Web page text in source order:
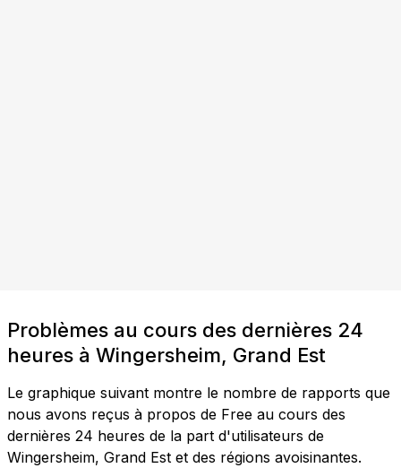
Problèmes au cours des dernières 24
heures à Wingersheim, Grand Est
Le graphique suivant montre le nombre de rapports que
nous avons reçus à propos de Free au cours des
dernières 24 heures de la part d'utilisateurs de
Wingersheim, Grand Est et des régions avoisinantes.